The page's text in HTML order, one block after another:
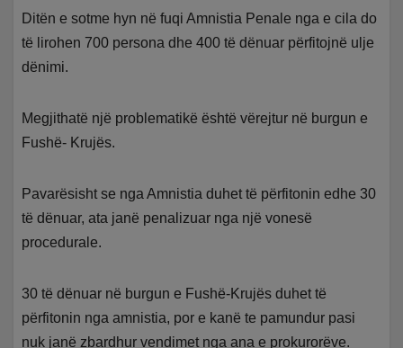
Ditën e sotme hyn në fuqi Amnistia Penale nga e cila do
të lirohen 700 persona dhe 400 të dënuar përfitojnë ulje
dënimi.
Megjithatë një problematikë është vërejtur në burgun e
Fushë- Krujës.
Pavarësisht se nga Amnistia duhet të përfitonin edhe 30
të dënuar, ata janë penalizuar nga një vonesë
procedurale.
30 të dënuar në burgun e Fushë-Krujës duhet të
përfitonin nga amnistia, por e kanë te pamundur pasi
nuk janë zbardhur vendimet nga ana e prokurorëve.